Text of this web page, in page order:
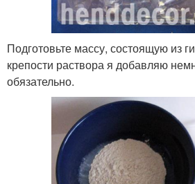
Подготовьте массу, состоящую из
крепости раствора я добавляю
обязательно.